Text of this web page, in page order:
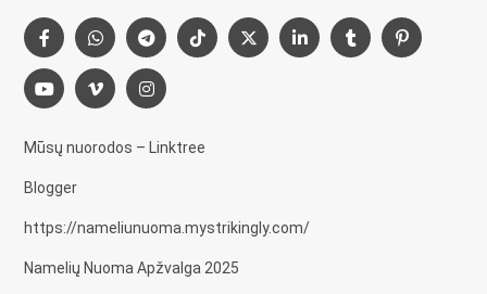
Mūsų nuorodos – Linktree
Blogger
https://nameliunuoma.mystrikingly.com/
Namelių Nuoma Apžvalga 2025